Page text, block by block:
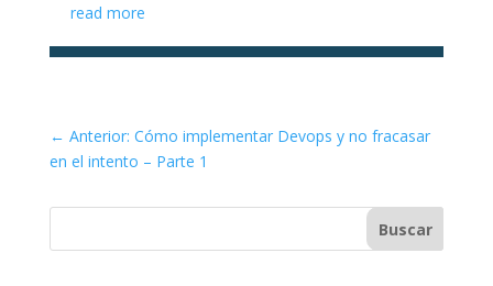
read more
← Anterior: Cómo implementar Devops y no fracasar
en el intento – Parte 1